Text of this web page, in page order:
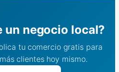
un negocio local?
tu comercio gratis para
clientes hoy mismo.